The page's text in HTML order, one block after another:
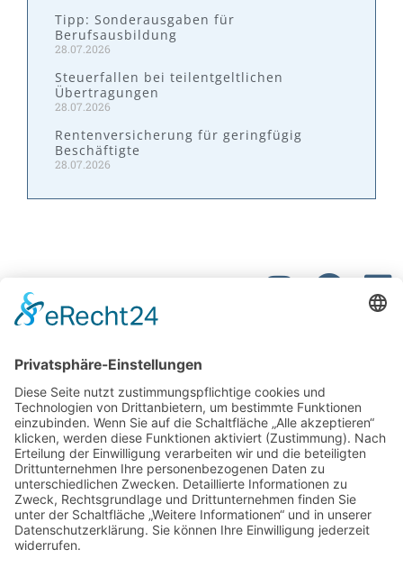
Tipp: Sonderausgaben für
Berufsausbildung
28.07.2026
Steuerfallen bei teilentgeltlichen
Übertragungen
28.07.2026
Rentenversicherung für geringfügig
Beschäftigte
28.07.2026
Kontakt
W&P Steuerberatungsgesellschaft mbH & Co.
KG
05223 160002
info@wp-steuerberatung.de
Bahnhofstr. 56, 32257 Bünde